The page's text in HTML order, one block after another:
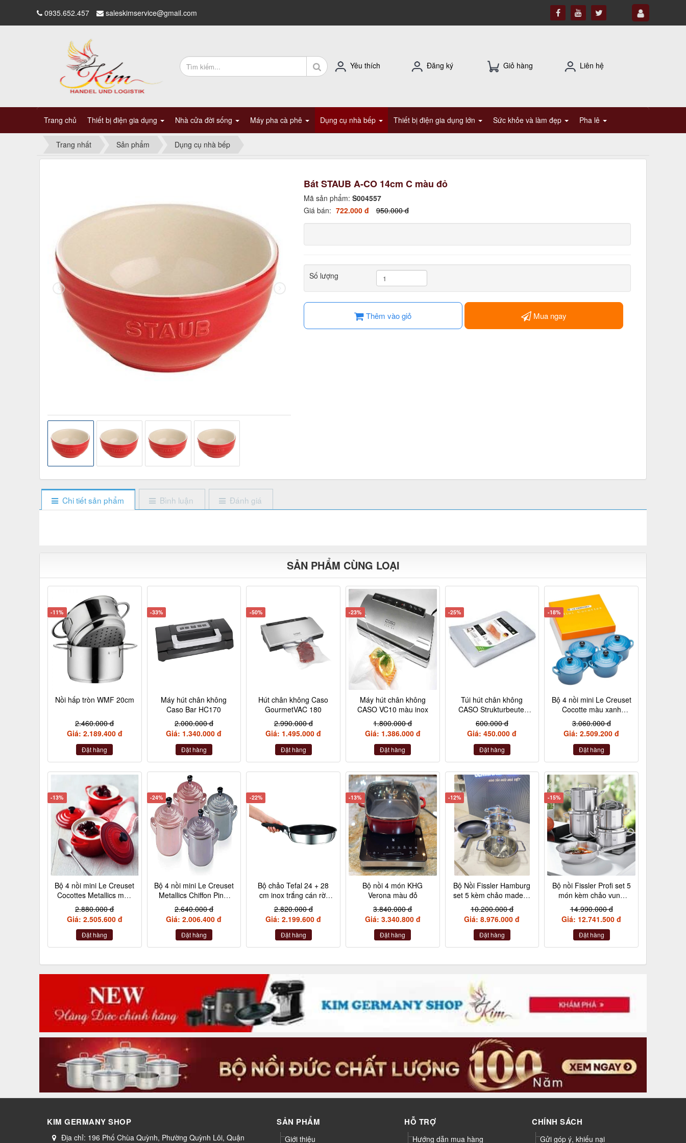
0935.652.457 saleskimservice@gmail.com
Yêu thích Đăng ký Giỏ hàng Liên hệ
Trang chủ Thiết bị điện gia dụng Nhà cửa đời sống Máy pha cà phê Dụng cụ nhà bếp Thiết bị điện gia dụng lớn Sức khỏe và làm đẹp Pha lê
Trang nhất Sản phẩm Dụng cụ nhà bếp
Bát STAUB A-CO 14cm C màu đỏ
Mã sản phẩm: S004557
Giá bán: 722.000 đ 950.000 đ
Số lượng
Thêm vào giỏ Mua ngay
Chi tiết sản phẩm Bình luận Đánh giá
SẢN PHẨM CÙNG LOẠI
-11%
Nồi hấp tròn WMF 20cm
2.460.000 đ
Giá: 2.189.400 đ
Đặt hàng
-33%
Máy hút chân không
Caso Bar HC170
2.000.000 đ
Giá: 1.340.000 đ
Đặt hàng
-50%
Hút chân không Caso
GourmetVAC 180
2.990.000 đ
Giá: 1.495.000 đ
Đặt hàng
-23%
Máy hút chân không
CASO VC10 màu inox
1.800.000 đ
Giá: 1.386.000 đ
Đặt hàng
-25%
Túi hút chân không
CASO Strukturbeutel
20×30 cm, 50 Stück –
Made in Germany
(không hộp)
600.000 đ
Giá: 450.000 đ
Đặt hàng
-18%
Bộ 4 nồi mini Le Creuset
Cocotte màu xanh
Marseile
3.060.000 đ
Giá: 2.509.200 đ
Đặt hàng
-13%
Bộ 4 nồi mini Le Creuset
Cocottes Metallics màu
đỏ cherry 10cm
2.880.000 đ
Giá: 2.505.600 đ
Đặt hàng
-24%
Bộ 4 nồi mini Le Creuset
Metallics Chiffon Pink,
Rosenquarz, Violett,
Nebelgrau (hồng đậm,
hồng nhạt, hồng tía,
xám)
2.640.000 đ
Giá: 2.006.400 đ
Đặt hàng
-22%
Bộ chảo Tefal 24 + 28
cm inox trắng cán rời
L9409202
2.820.000 đ
Giá: 2.199.600 đ
Đặt hàng
-13%
Bộ nồi 4 món KHG
Verona màu đỏ
3.840.000 đ
Giá: 3.340.800 đ
Đặt hàng
-12%
Bộ Nồi Fissler Hamburg
set 5 kèm chảo made in
Germany nội địa Đức
10.200.000 đ
Giá: 8.976.000 đ
Đặt hàng
-15%
Bộ nồi Fissler Profi set 5
món kèm chảo vung
kính made in Germany
14.990.000 đ
Giá: 12.741.500 đ
Đặt hàng
KIM GERMANY SHOP
Địa chỉ: 196 Phố Chùa Quỳnh, Phường Quỳnh Lôi, Quận
SẢN PHẨM
Giới thiệu
HỖ TRỢ
Hướng dẫn mua hàng
CHÍNH SÁCH
Gửi góp ý, khiếu nại